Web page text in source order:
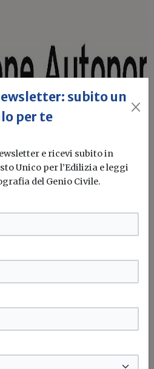
regionali (Ppr):
Giulia
lo schema di accordo
subito un
per te
e ricevi subito in
Unico per l’Edilizia e leggi
del Genio Civile.